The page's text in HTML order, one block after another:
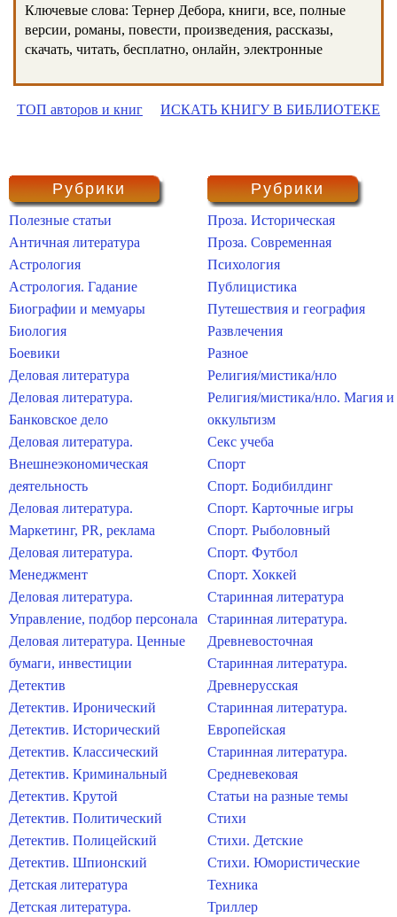
Ключевые слова: Тернер Дебора, книги, все, полные
версии, романы, повести, произведения, рассказы,
скачать, читать, бесплатно, онлайн, электронные
ТОП авторов и книг ИСКАТЬ КНИГУ В БИБЛИОТЕКЕ
Рубрики
Полезные статьи
Античная литература
Астрология
Астрология. Гадание
Биографии и мемуары
Биология
Боевики
Деловая литература
Деловая литература.
Банковское дело
Деловая литература.
Внешнеэкономическая
деятельность
Деловая литература.
Маркетинг, PR, реклама
Деловая литература.
Менеджмент
Деловая литература.
Управление, подбор персонала
Деловая литература. Ценные
бумаги, инвестиции
Детектив
Детектив. Иронический
Детектив. Исторический
Детектив. Классический
Детектив. Криминальный
Детектив. Крутой
Детектив. Политический
Детектив. Полицейский
Детектив. Шпионский
Детская литература
Детская литература.
Рубрики
Проза. Историческая
Проза. Современная
Психология
Публицистика
Путешествия и география
Развлечения
Разное
Религия/мистика/нло
Религия/мистика/нло. Магия и
оккультизм
Секс учеба
Спорт
Спорт. Бодибилдинг
Спорт. Карточные игры
Спорт. Рыболовный
Спорт. Футбол
Спорт. Хоккей
Старинная литература
Старинная литература.
Древневосточная
Старинная литература.
Древнерусская
Старинная литература.
Европейская
Старинная литература.
Средневековая
Статьи на разные темы
Стихи
Стихи. Детские
Стихи. Юмористические
Техника
Триллер